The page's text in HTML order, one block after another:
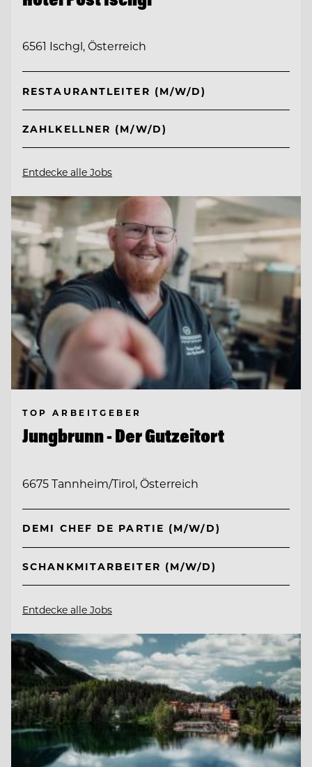
6561 Ischgl, Österreich
RESTAURANTLEITER (M/W/D)
ZAHLKELLNER (M/W/D)
Entdecke alle Jobs
TOP ARBEITGEBER
Jungbrunn - Der Gutzeitort
6675 Tannheim/Tirol, Österreich
DEMI CHEF DE PARTIE (M/W/D)
SCHANKMITARBEITER (M/W/D)
Entdecke alle Jobs